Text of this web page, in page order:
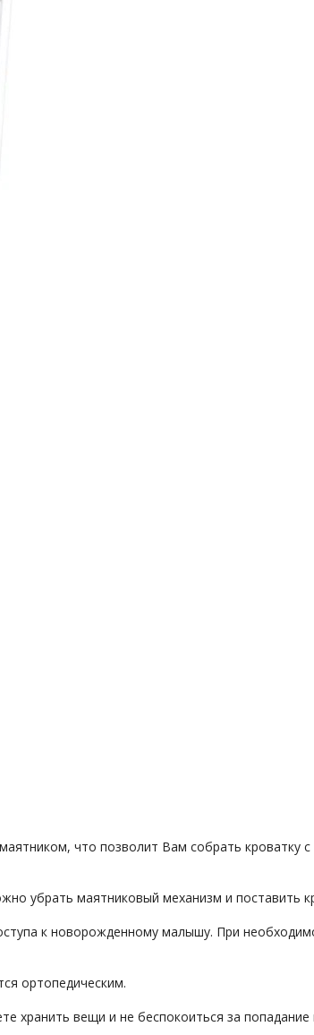
что позволит Вам собрать кроватку
убрать маятниковый механизм и поставить
к новорожденному малышу. При
ортопедическим.
хранить вещи и не беспокоиться за попадание